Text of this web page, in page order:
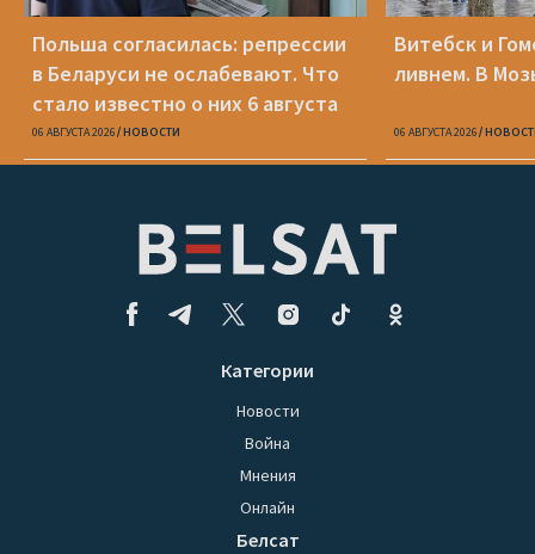
Польша согласилась: репрессии
в Беларуси не ослабевают. Что
стало известно о них 6 августа
06 АВГУСТА 2026 НОВОСТИ
Витебск и
ливнем. В
06 АВГУСТА 2026
Категории
Новости
Война
Мнения
Онлайн
Белсат